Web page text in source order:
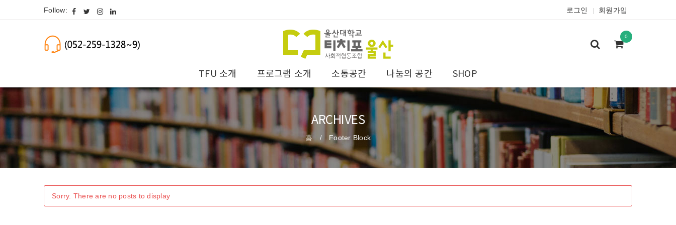
Follow: 로그인 회원가입
0
TFU 소개 프로그램 소개 소통공간 나눔의 공간 SHOP
ARCHIVES
홈 / Footer Block
Sorry. There are no posts to display